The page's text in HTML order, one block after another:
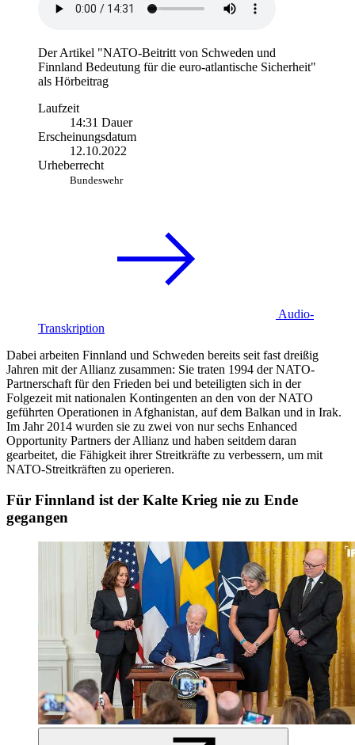
Der Artikel "NATO-Beitritt von Schweden und
Finnland Bedeutung für die euro-atlantische Sicherheit"
als Hörbeitrag
Laufzeit
14:31 Dauer
Erscheinungsdatum
12.10.2022
Urheberrecht
Bundeswehr
Audio-
Transkription
Dabei arbeiten Finnland und Schweden bereits seit fast dreißig
Jahren mit der Allianz zusammen: Sie traten 1994 der NATO-
Partnerschaft für den Frieden bei und beteiligten sich in der
Folgezeit mit nationalen Kontingenten an den von der NATO
geführten Operationen in Afghanistan, auf dem Balkan und in Irak.
Im Jahr 2014 wurden sie zu zwei von nur sechs Enhanced
Opportunity Partners der Allianz und haben seitdem daran
gearbeitet, die Fähigkeit ihrer Streitkräfte zu verbessern, um mit
NATO-Streitkräften zu operieren.
Für Finnland ist der Kalte Krieg nie zu Ende
gegangen